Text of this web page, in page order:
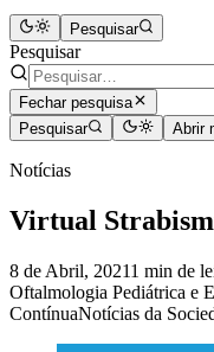
Pesquisar
Pesquisar
Fechar pesquisa
Pesquisar
Abrir
Notícias
Virtual
8 de Abril, 20211 min de
Oftalmologia Pediátrica e
ContínuaNotícias da